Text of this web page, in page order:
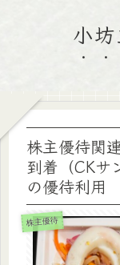
小
株主優待関
到着（CKサ
の優待利用
株主優待